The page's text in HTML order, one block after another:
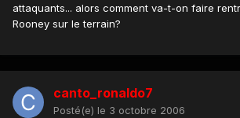
attaquants... alors comment va-t-on faire
Rooney sur le terrain?
canto_ronaldo7
Posté(e) le 3 octobre 2006